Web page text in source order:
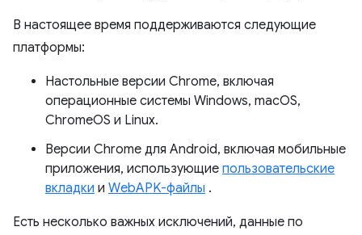
В настоящее время поддерживаются следующие
платформы:
Настольные версии Chrome, включая
операционные системы Windows, macOS,
ChromeOS и Linux.
Версии Chrome для Android, включая мобильные
приложения, использующие пользовательские
вкладки и WebAPK-файлы .
Есть несколько важных исключений, данные по